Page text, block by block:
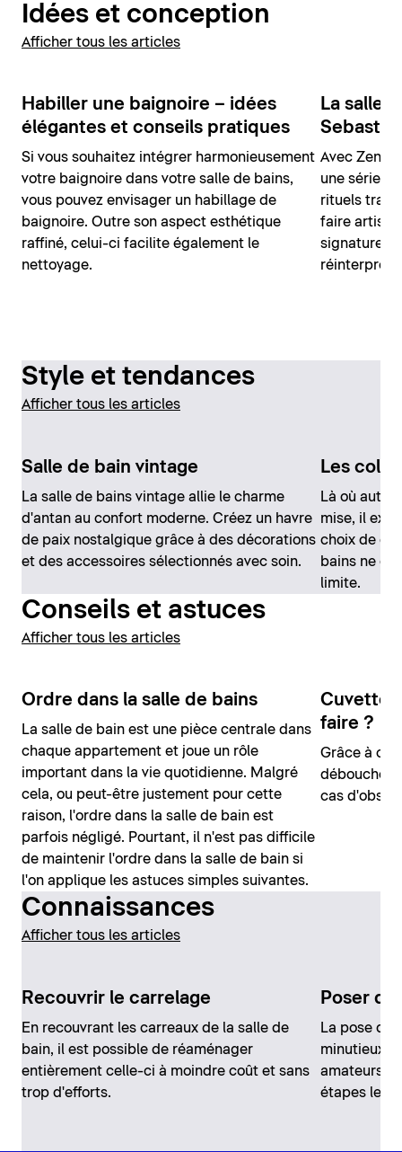
Idées et conception
Afficher tous les articles
Habiller une baignoire – idées
élégantes et conseils pratiques
Si vous souhaitez intégrer harmonieusement
votre baignoire dans votre salle de bains,
vous pouvez envisager un habillage de
baignoire. Outre son aspect esthétique
raffiné, celui-ci facilite également le
nettoyage.
La salle
Avec
une série
rituels
faire
signature,
Style et tendances
Afficher tous les articles
Salle de bain vintage
La salle de bains vintage allie le charme
d'antan au confort moderne. Créez un havre
de paix nostalgique grâce à des décorations
et des accessoires sélectionnés avec soin.
Les
Là où
mise, il
choix de
bains ne
limite.
Conseils et astuces
Afficher tous les articles
Ordre dans la salle de bains
La salle de bain est une pièce centrale dans
chaque appartement et joue un rôle
important dans la vie quotidienne. Malgré
cela, ou peut-être justement pour cette
raison, l'ordre dans la salle de bain est
parfois négligé. Pourtant, il n'est pas difficile
de maintenir l'ordre dans la salle de bain si
l'on applique les astuces simples suivantes.
Cuvettes
faire ?
Grâce à
déboucher
cas
Connaissances
Afficher tous les articles
Recouvrir le carrelage
En recouvrant les carreaux de la salle de
bain, il est possible de réaménager
entièrement celle-ci à moindre coût et sans
trop d'efforts.
Poser
La pose de
minutieux,
amateurs.
étapes les